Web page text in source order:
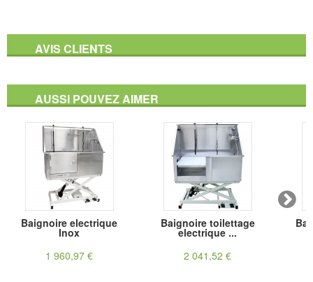
AVIS CLIENTS
AUSSI POUVEZ AIMER
Baignoire electrique
Inox
1 960,97 €
Baignoire toilettage
electrique ...
2 041,52 €